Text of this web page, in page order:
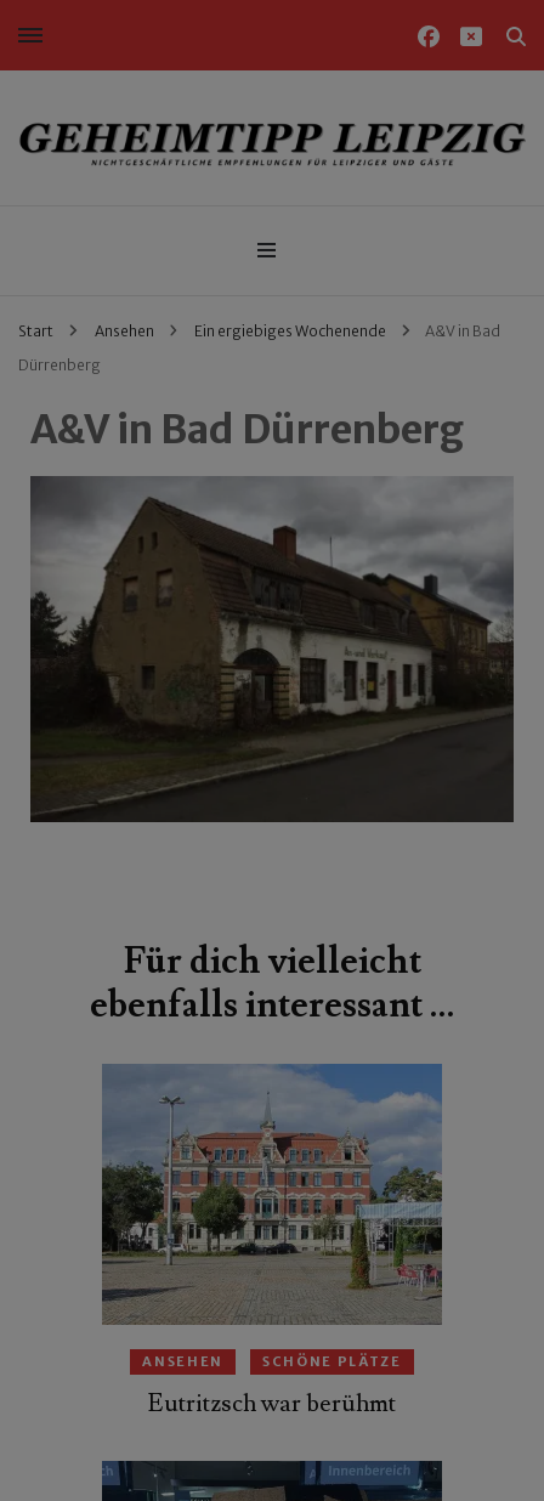
Nichtgeschäftliche Empfehlungen für Leipziger und Gäste
Start Ansehen Ein ergiebiges Wochenende
A&V in Bad
Dürrenberg
A&V in Bad Dürrenberg
Für dich vielleicht
ebenfalls interessant …
ANSEHEN SCHÖNE PLÄTZE
Eutritzsch war berühmt